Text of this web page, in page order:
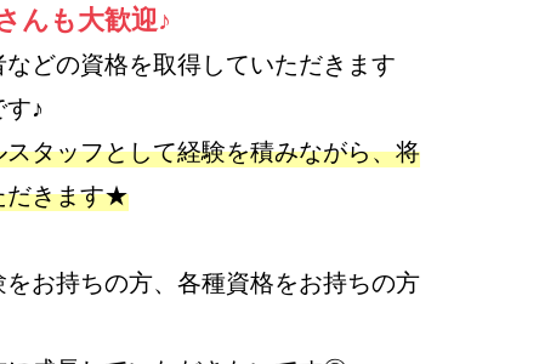
んも大歓迎♪
どの資格を取得していただきます
♪
タッフとして経験を積みながら、将
だきます★
お持ちの方、各種資格をお持ちの方